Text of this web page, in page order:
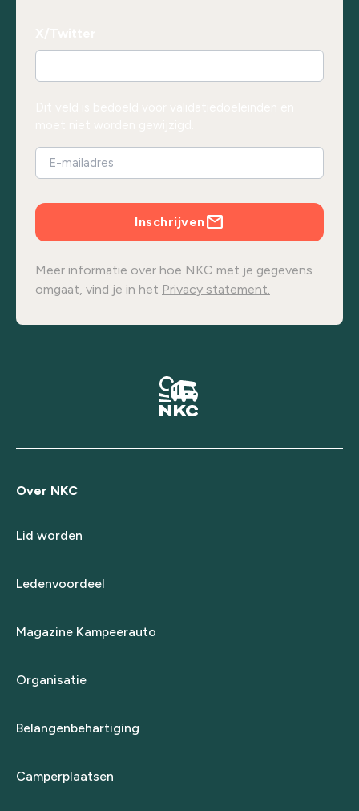
Inschrijven
Meer informatie over hoe NKC met je gegevens
omgaat, vind je in het Privacy statement.
Over NKC
Lid worden
Ledenvoordeel
Magazine Kampeerauto
Organisatie
Belangenbehartiging
Camperplaatsen